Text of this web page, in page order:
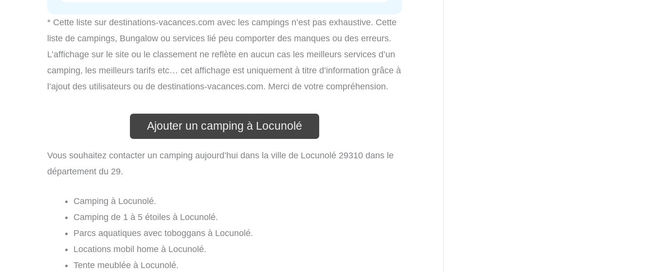
* Cette liste sur destinations-vacances.com avec les campings n’est pas exhaustive. Cette
liste de campings, Bungalow ou services lié peu comporter des manques ou des erreurs.
L’affichage sur le site ou le classement ne reflète en aucun cas les meilleurs services d’un
camping, les meilleurs tarifs etc… cet affichage est uniquement à titre d’information grâce à
l’ajout des utilisateurs ou de destinations-vacances.com. Merci de votre compréhension.
Ajouter un camping à Locunolé
Vous souhaitez contacter un camping aujourd’hui dans la ville de Locunolé 29310 dans le
département du 29.
Camping à Locunolé.
Camping de 1 à 5 étoiles à Locunolé.
Parcs aquatiques avec toboggans à Locunolé.
Locations mobil home à Locunolé.
Tente meublée à Locunolé.